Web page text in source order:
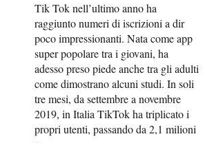
Tik Tok nell’ultimo anno ha
raggiunto numeri di iscrizioni a dir
poco impressionanti. Nata come app
super popolare tra i giovani, ha
adesso preso piede anche tra gli adulti
come dimostrano alcuni studi. In soli
tre mesi, da settembre a novembre
2019, in Italia TikTok ha triplicato i
propri utenti, passando da 2,1 milioni